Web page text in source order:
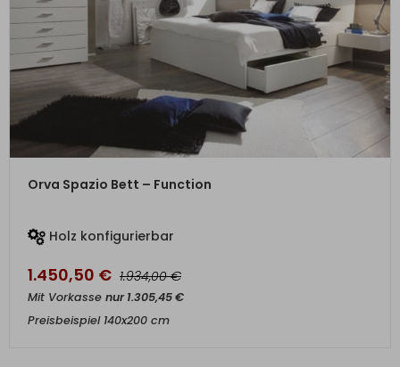
ZUM PRODUKT
Orva Spazio Bett – Function
Holz konfigurierbar
1.450,50 € 1.934,00€
Mit Vorkasse nur1.305,45€
Preisbeispiel 140x200 cm